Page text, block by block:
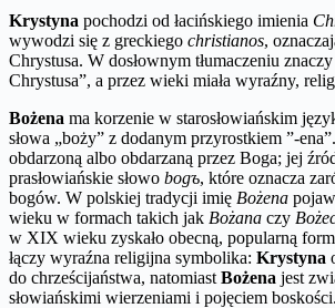
Krystyna pochodzi od łacińskiego imienia
wywodzi się z greckiego christianos,
Chrystusa. W dosłownym tłumaczeniu
Chrystusa”, a przez wieki miała wyraźny,
Bożena ma korzenie w starosłowiańskim
słowa „boży” z dodanym przyrostkiem ”-
obdarzoną albo obdarzaną przez Boga; jej
prasłowiańskie słowo bogъ, które oznacza
bogów. W polskiej tradycji imię Bożena
wieku w formach takich jak Bożana czy
w XIX wieku zyskało obecną, popularną
łączy wyraźna religijna symbolika: Krystyna
do chrześcijaństwa, natomiast Bożena jest
słowiańskimi wierzeniami i pojęciem boskości.